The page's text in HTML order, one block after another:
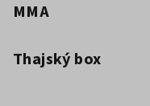
MMA
Thajský box